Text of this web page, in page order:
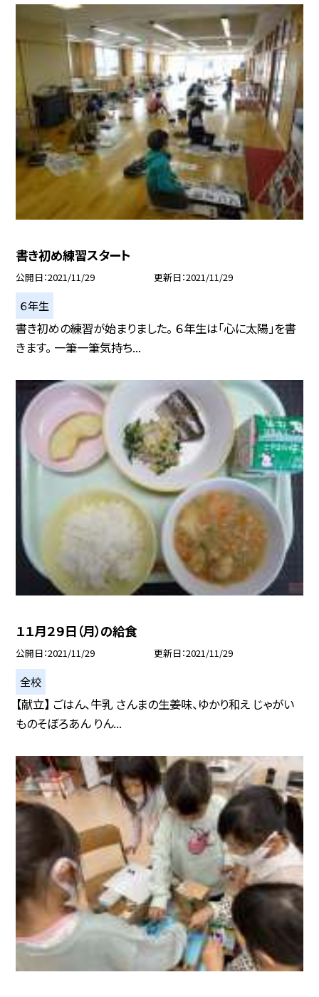
書き初め練習スタート
公開日 2021/11/29 更新日 2021/11/29
６年生
書き初めの練習が始まりました。 ６年生は「心に太陽」を書
きます。 一筆一筆気持ち...
１１月２９日（月）の給食
公開日 2021/11/29 更新日 2021/11/29
全校
【献立】 ごはん、牛乳 さんまの生姜味、ゆかり和え じゃがい
ものそぼろあん りん...